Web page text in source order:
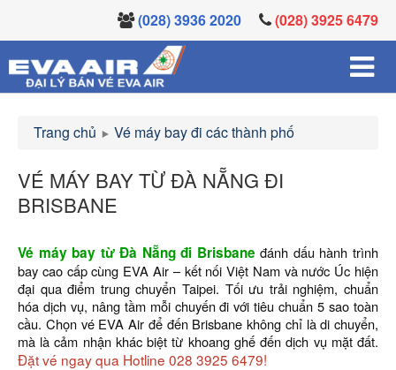
(028) 3936 2020 (028) 3925 6479
Trang chủ Vé máy bay đi các thành phố
VÉ MÁY BAY TỪ ĐÀ NẴNG ĐI
BRISBANE
Vé máy bay từ Đà Nẵng đi Brisbane đánh dấu hành trình
bay cao cấp cùng EVA Air – kết nối Việt Nam và nước Úc hiện
đại qua điểm trung chuyển Taipei. Tối ưu trải nghiệm, chuẩn
hóa dịch vụ, nâng tầm mỗi chuyến đi với tiêu chuẩn 5 sao toàn
cầu. Chọn vé EVA Air để đến Brisbane không chỉ là di chuyển,
mà là cảm nhận khác biệt từ khoang ghế đến dịch vụ mặt đất.
Đặt vé ngay qua Hotline 028 3925 6479!